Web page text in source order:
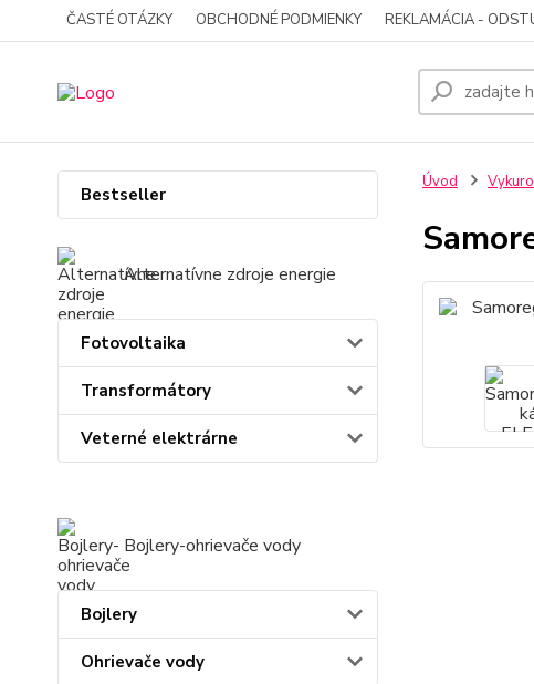
ČASTÉ OTÁZKY OBCHODNÉ PODMIENKY REKLAMÁCIA -
Bestseller
Alternatívne zdroje energie
Fotovoltaika
Transformátory
Veterné elektrárne
Bojlery-ohrievače vody
Bojlery
Ohrievače vody
Úvod